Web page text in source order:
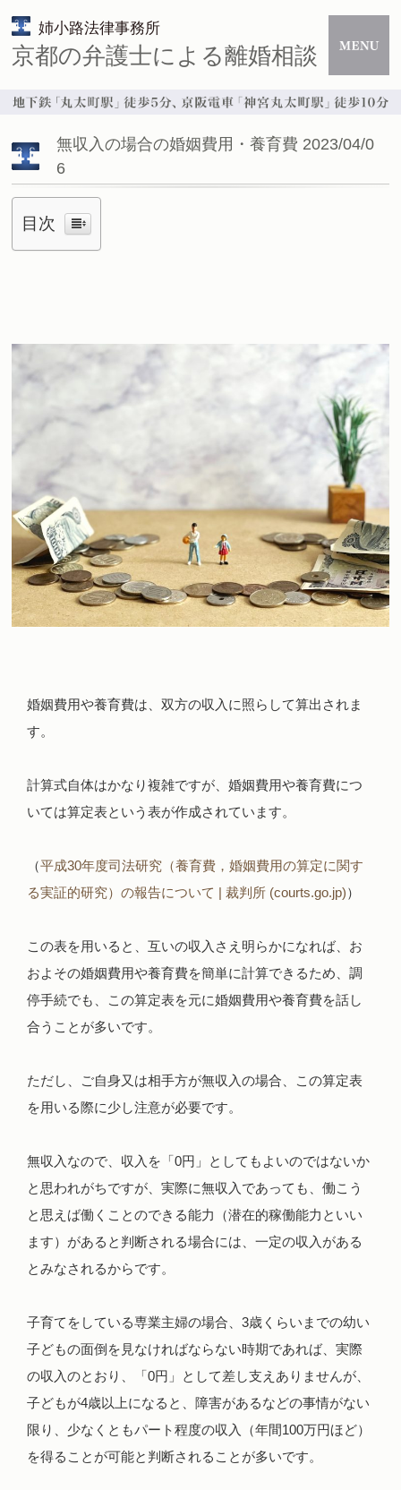
姉小路法律事務所
京都の弁護士による離婚相談
無収入の場合の婚姻費用・養育費 2023/04/0
6
目次
婚姻費用や養育費は、双方の収入に照らして算出されま
す。
計算式自体はかなり複雑ですが、婚姻費用や養育費につ
いては算定表という表が作成されています。
（平成30年度司法研究（養育費，婚姻費用の算定に関す
る実証的研究）の報告について | 裁判所 (courts.go.jp)）
この表を用いると、互いの収入さえ明らかになれば、お
およその婚姻費用や養育費を簡単に計算できるため、調
停手続でも、この算定表を元に婚姻費用や養育費を話し
合うことが多いです。
ただし、ご自身又は相手方が無収入の場合、この算定表
を用いる際に少し注意が必要です。
無収入なので、収入を「0円」としてもよいのではないか
と思われがちですが、実際に無収入であっても、働こう
と思えば働くことのできる能力（潜在的稼働能力といい
ます）があると判断される場合には、一定の収入がある
とみなされるからです。
子育てをしている専業主婦の場合、3歳くらいまでの幼い
子どもの面倒を見なければならない時期であれば、実際
の収入のとおり、「0円」として差し支えありませんが、
子どもが4歳以上になると、障害があるなどの事情がない
限り、少なくともパート程度の収入（年間100万円ほど）
を得ることが可能と判断されることが多いです。